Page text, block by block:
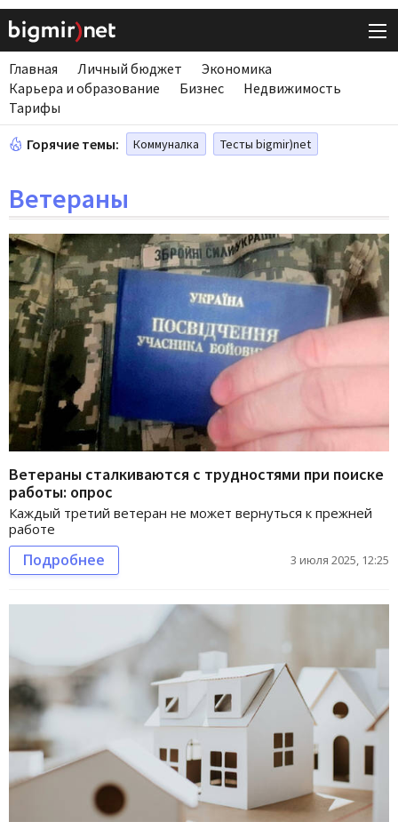
Главная Личный бюджет
Экономика
Карьера и образование
Бизнес
Недвижимость
Тарифы
Горячие темы: Коммуналка Тесты bigmir)net
Ветераны
Ветераны сталкиваются с трудностями при поиске
работы: опрос
Каждый третий ветеран не может вернуться к прежней
работе
Подробнее 3 июля 2025, 12:25